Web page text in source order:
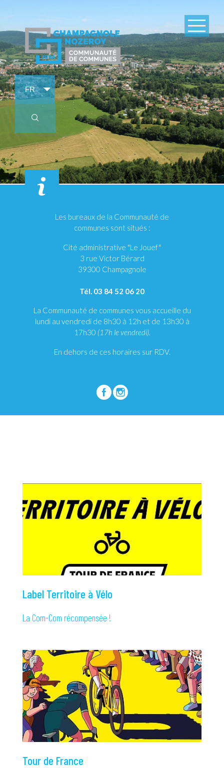
Les bureaux de la Communauté de
communes sont situés :
Cité administrative "Le Jouef"
3 rue Victor Bérard
39300 Champagnole
Tél. 03 84 52 06 20
La Communauté de communes vous accueille du
lundi au vendredi de 8h30 à 12h et de 13h30 à
17h30 (17h le vendredi).
En dehors de ces horaires sur RDV.
Label Territoire à Vélo
La Com-Com récompensée !
Tour de France